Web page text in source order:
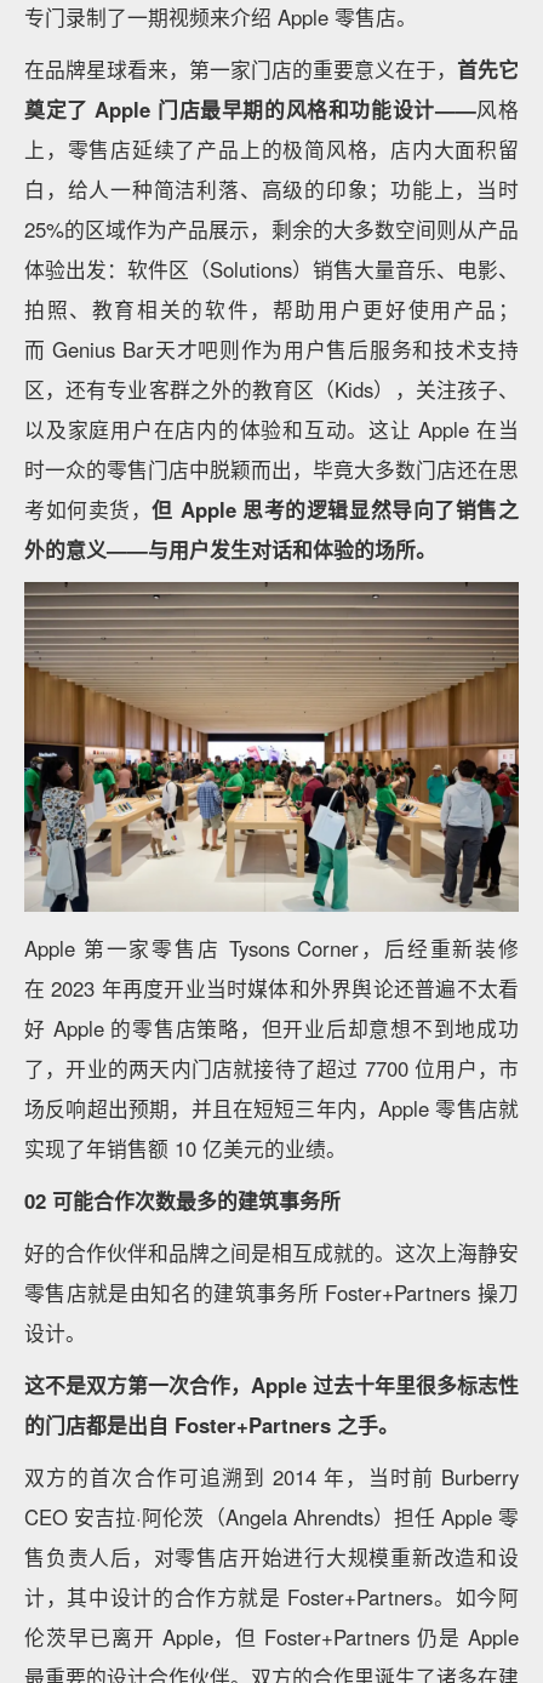
专门录制了一期视频来介绍 Apple 零售店。
在品牌星球看来，第一家门店的重要意义在于， 首先它
奠定了 Apple 门店最早期的风格和功能设计——风格
上，零售店延续了产品上的极简风格，店内大面积留
白，给人一种简洁利落、高级的印象；功能上，当时
25%的区域作为产品展示，剩余的大多数空间则从产品
体验出发：软件区（Solutions）销售大量音乐、电影、
拍照、教育相关的软件，帮助用户更好使用产品；
而 Genius Bar天才吧则作为用户售后服务和技术支持
区，还有专业客群之外的教育区（Kids），关注孩子、
以及家庭用户在店内的体验和互动。这让 Apple 在当
时一众的零售门店中脱颖而出，毕竟大多数门店还在思
考如何卖货，但 Apple 思考的逻辑显然导向了销售之
外的意义——与用户发生对话和体验的场所。
Apple 第一家零售店 Tysons Corner，后经重新装修
在 2023 年再度开业当时媒体和外界舆论还普遍不太看
好 Apple 的零售店策略，但开业后却意想不到地成功
了，开业的两天内门店就接待了超过 7700 位用户，市
场反响超出预期，并且在短短三年内，Apple 零售店就
实现了年销售额 10 亿美元的业绩。
02 可能合作次数最多的建筑事务所
好的合作伙伴和品牌之间是相互成就的。这次上海静安
零售店就是由知名的建筑事务所 Foster+Partners 操刀
设计。
这不是双方第一次合作，Apple 过去十年里很多标志性
的门店都是出自 Foster+Partners 之手。
双方的首次合作可追溯到 2014 年，当时前 Burberry
CEO 安吉拉·阿伦茨（Angela Ahrendts）担任 Apple 零
售负责人后，对零售店开始进行大规模重新改造和设
计，其中设计的合作方就是 Foster+Partners。如今阿
伦茨早已离开 Apple，但 Foster+Partners 仍是 Apple
最重要的设计合作伙伴。双方的合作里诞生了诸多在建